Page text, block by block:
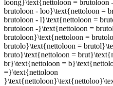
loong}\text{nettoloon = brutoloon
brutoloon - loo}\text{nettoloon =
brutoloon - l}\text{nettoloon =
brutoloon -}\text{nettoloon =
brutoloon}\text{nettoloon =
brutolo}\text{nettoloon =
bruto}\text{nettoloon =
br}\text{nettoloon =
=}\text{nettoloon